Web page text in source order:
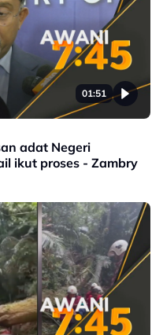
01:51
adat Negeri
ikut proses - Zambry